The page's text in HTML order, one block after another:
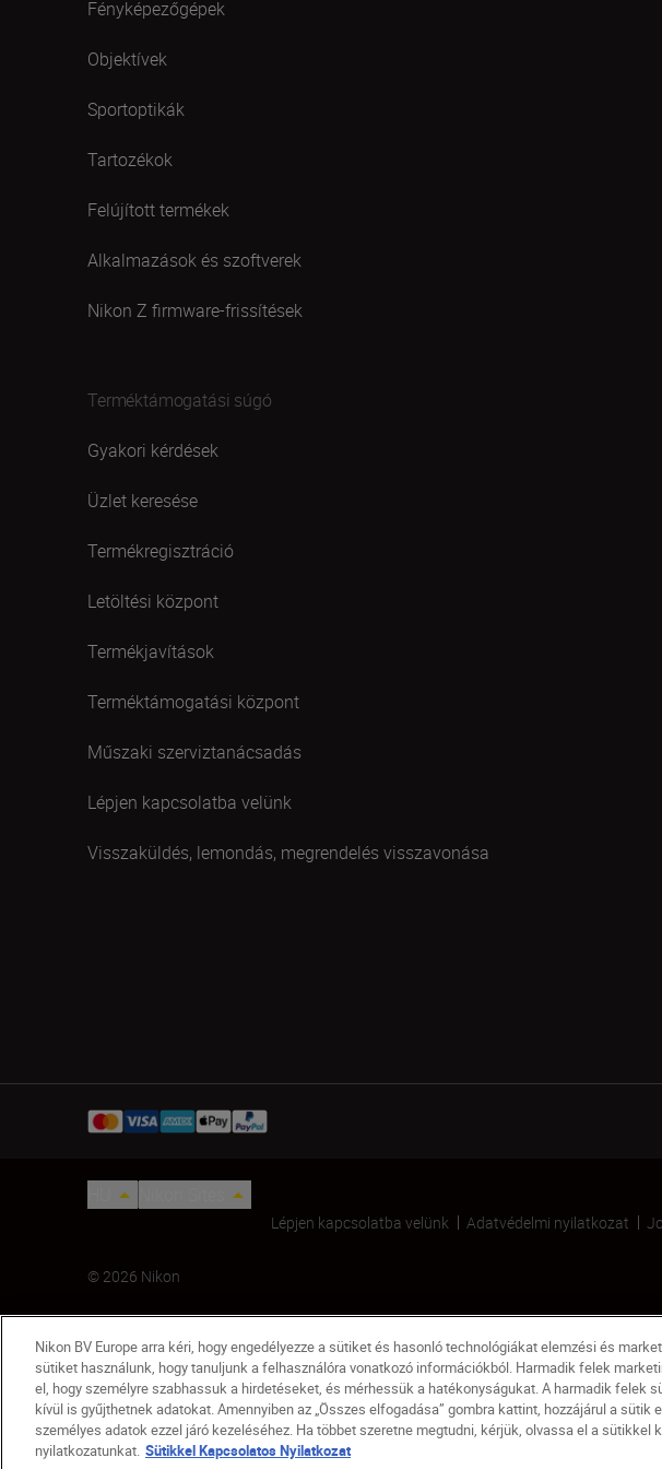
Z 6 24-70 f/4 szett
Fényképezőgépek
Objektívek
Sportoptikák
Tartozékok
Felújított termékek
Alkalmazások és szoftverek
Nikon Z firmware-frissítések
Terméktámogatási súgó
Gyakori kérdések
Üzlet keresése
Termékregisztráció
Letöltési központ
Termékjavítások
Terméktámogatási központ
Műszaki szerviztanácsadás
Lépjen kapcsolatba velünk
Visszaküldés, lemondás, megrendelés visszavonása
Lépjen kapcsolatba velünk Adatvédelmi nyilatkozat
© 2026 Nikon
Nikon BV Europe arra kéri, hogy engedélyezze a sütiket és hasonló technológiákat elemzési és
sütiket használunk, hogy tanuljunk a felhasználóra vonatkozó információkból. Harmadik felek
el, hogy személyre szabhassuk a hirdetéseket, és mérhessük a hatékonyságukat. A harmadik felek
kívül is gyűjthetnek adatokat. Amennyiben az „Összes elfogadása” gombra kattint, hozzájárul a sütik
személyes adatok ezzel járó kezeléséhez. Ha többet szeretne megtudni, kérjük, olvassa el a sütikkel
nyilatkozatunkat. Sütikkel Kapcsolatos Nyilatkozat